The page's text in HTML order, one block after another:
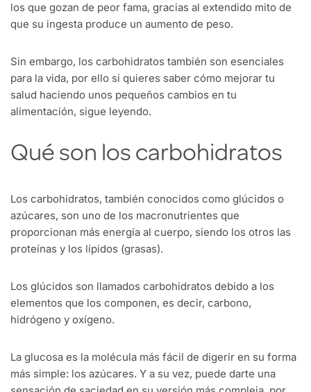
los que gozan de peor fama, gracias al extendido mito de
que su ingesta produce un aumento de peso.
Sin embargo, los carbohidratos también son esenciales
para la vida, por ello si quieres saber cómo mejorar tu
salud haciendo unos pequeños cambios en tu
alimentación, sigue leyendo.
Qué son los carbohidratos
Los carbohidratos, también conocidos como glúcidos o
azúcares, son uno de los macronutrientes que
proporcionan más energía al cuerpo, siendo los otros las
proteínas y los lípidos (grasas).
Los glúcidos son llamados carbohidratos debido a los
elementos que los componen, es decir, carbono,
hidrógeno y oxígeno.
La glucosa es la molécula más fácil de digerir en su forma
más simple: los azúcares. Y a su vez, puede darte una